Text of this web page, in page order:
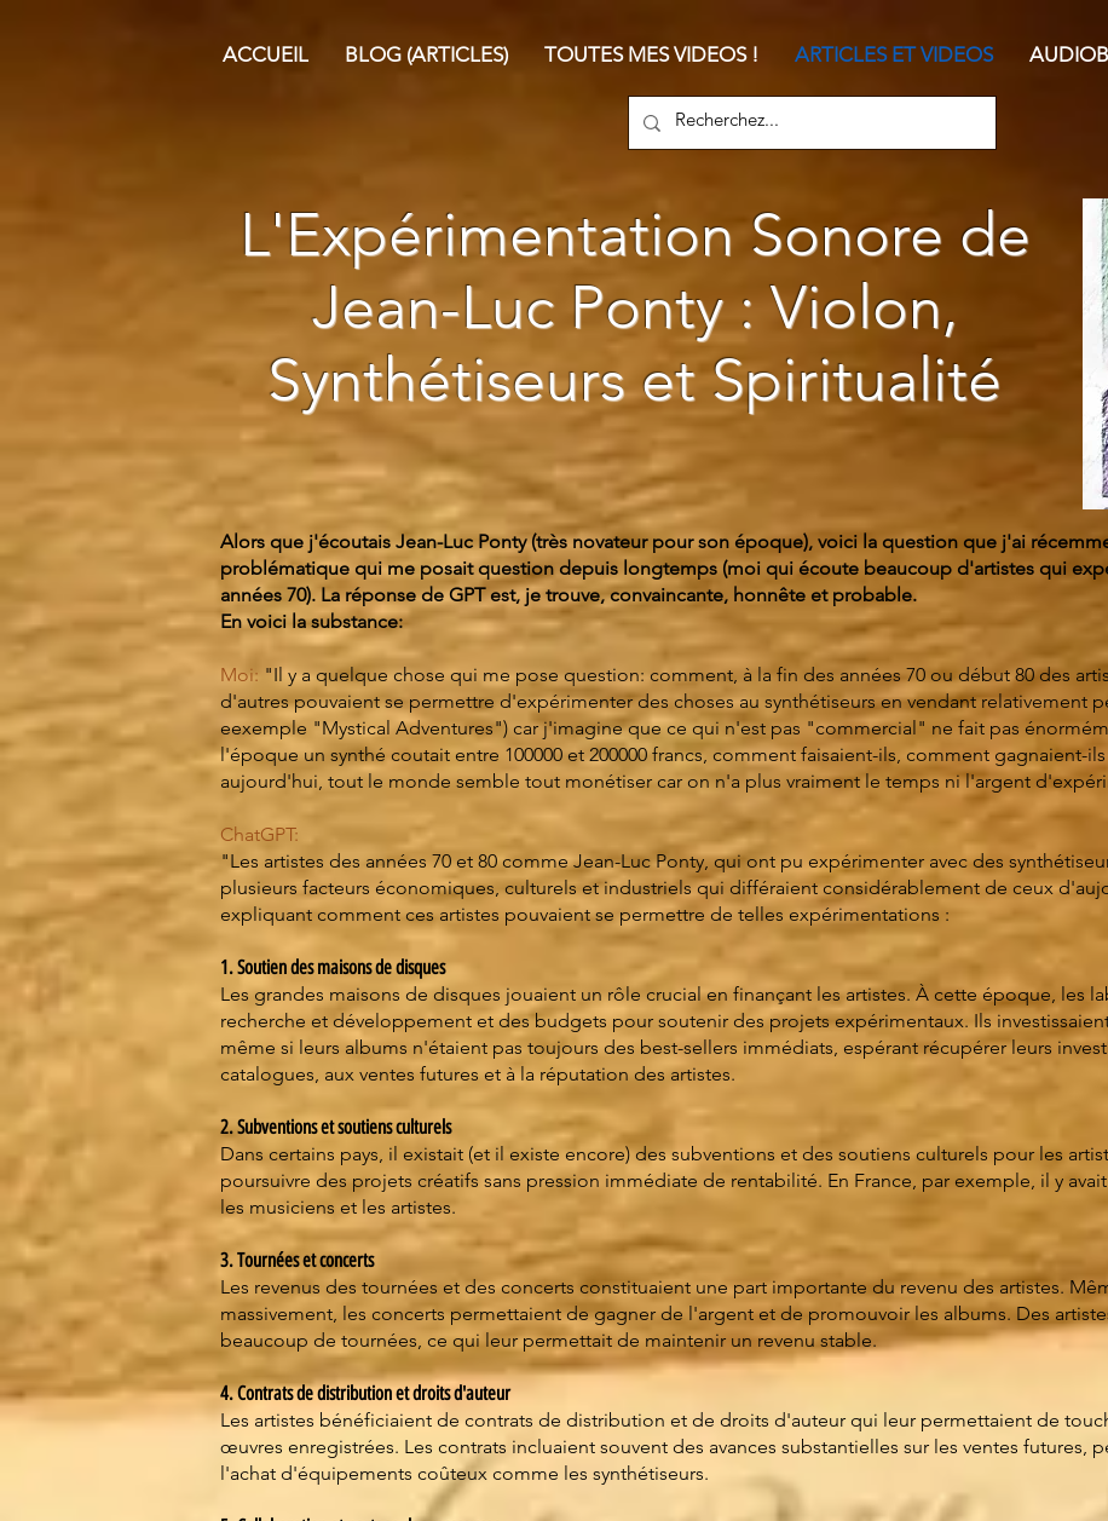
ACCUEIL BLOG (ARTICLES) TOUTES MES VIDEOS ! ARTICLES ET VIDEOS
L'Expérimentation Sonore de
Jean-Luc Ponty : Violon,
Synthétiseurs et Spiritualité
Alors que j'écoutais Jean-Luc Ponty (très novateur pour son époque), voici la question que j'ai
problématique qui me posait question depuis longtemps (moi qui écoute beaucoup d'artistes qui
années 70). La réponse de GPT est, je trouve, convaincante, honnête et probable.
En voici la substance:
Moi: "Il y a quelque chose qui me pose question: comment, à la fin des années 70 ou début 80 des
d'autres pouvaient se permettre d'expérimenter des choses au synthétiseurs en vendant relativement
eexemple "Mystical Adventures") car j'imagine que ce qui n'est pas "commercial" ne fait pas
l'époque un synthé coutait entre 100000 et 200000 francs, comment faisaient-ils, comment gagnaient-
aujourd'hui, tout le monde semble tout monétiser car on n'a plus vraiment le temps ni l'argent
ChatGPT:
"Les artistes des années 70 et 80 comme Jean-Luc Ponty, qui ont pu expérimenter avec des
plusieurs facteurs économiques, culturels et industriels qui différaient considérablement de ceux
expliquant comment ces artistes pouvaient se permettre de telles expérimentations :
1. Soutien des maisons de disques
Les grandes maisons de disques jouaient un rôle crucial en finançant les artistes. À cette époque, les
recherche et développement et des budgets pour soutenir des projets expérimentaux. Ils
même si leurs albums n'étaient pas toujours des best-sellers immédiats, espérant récupérer leurs
catalogues, aux ventes futures et à la réputation des artistes.
2. Subventions et soutiens culturels
Dans certains pays, il existait (et il existe encore) des subventions et des soutiens culturels pour les
poursuivre des projets créatifs sans pression immédiate de rentabilité. En France, par exemple, il y
les musiciens et les artistes.
3. Tournées et concerts
Les revenus des tournées et des concerts constituaient une part importante du revenu des artistes.
massivement, les concerts permettaient de gagner de l'argent et de promouvoir les albums. Des
beaucoup de tournées, ce qui leur permettait de maintenir un revenu stable.
4. Contrats de distribution et droits d'auteur
Les artistes bénéficiaient de contrats de distribution et de droits d'auteur qui leur permettaient de
œuvres enregistrées. Les contrats incluaient souvent des avances substantielles sur les ventes futures,
l'achat d'équipements coûteux comme les synthétiseurs.